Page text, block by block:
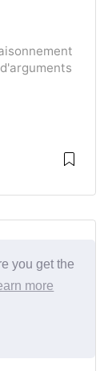
you get the
more